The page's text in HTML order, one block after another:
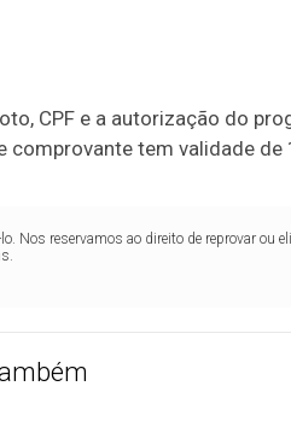
CPF e a autorização do
comprovante tem validade de
Nos reservamos ao direito de reprovar ou